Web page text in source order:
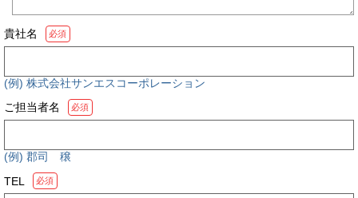
貴社名 必須
(例) 株式会社サンエスコーポレーション
ご担当者名
必須
(例) 郡司 穣
TEL
必須